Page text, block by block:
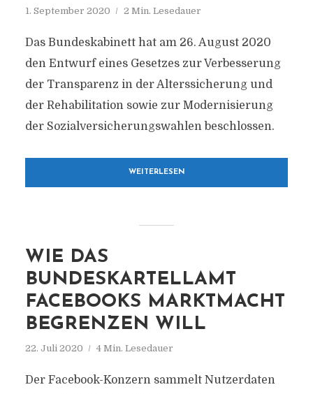
1. September 2020 2 Min. Lesedauer
Das Bundeskabinett hat am 26. August 2020
den Entwurf eines Gesetzes zur Verbesserung
der Transparenz in der Alterssicherung und
der Rehabilitation sowie zur Modernisierung
der Sozialversicherungswahlen beschlossen.
WEITERLESEN
WIE DAS
BUNDESKARTELLAMT
FACEBOOKS MARKTMACHT
BEGRENZEN WILL
22. Juli 2020 4 Min. Lesedauer
Der Facebook-Konzern sammelt Nutzerdaten